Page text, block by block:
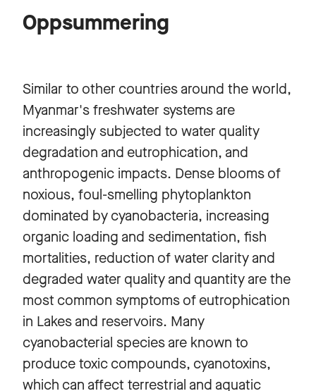
Oppsummering
Similar to other countries around the world,
Myanmar's freshwater systems are
increasingly subjected to water quality
degradation and eutrophication, and
anthropogenic impacts. Dense blooms of
noxious, foul-smelling phytoplankton
dominated by cyanobacteria, increasing
organic loading and sedimentation, fish
mortalities, reduction of water clarity and
degraded water quality and quantity are the
most common symptoms of eutrophication
in Lakes and reservoirs. Many
cyanobacterial species are known to
produce toxic compounds, cyanotoxins,
which can affect terrestrial and aquatic